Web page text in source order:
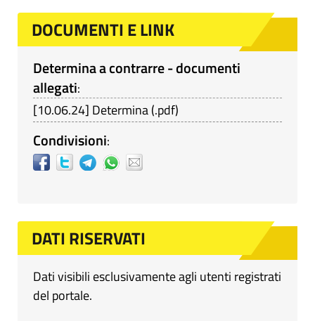
DOCUMENTI E LINK
Determina a contrarre - documenti
allegati:
[10.06.24] Determina(.pdf)
Condivisioni:
DATI RISERVATI
Dati visibili esclusivamente agli utenti registrati
del portale.